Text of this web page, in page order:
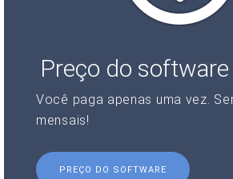
Preço do software
Você paga apenas uma vez.
mensais!
PREÇO DO SOFTWARE